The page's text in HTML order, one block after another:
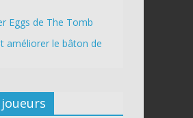
Eggs de The Tomb
améliorer le bâton de